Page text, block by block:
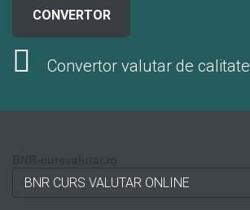
CONVERTOR
Convertor valutar de calitate
BNR CURS VALUTAR ONLINE